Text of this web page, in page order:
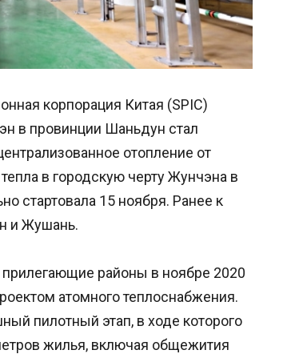
корпорация Китая (SPIC)
в провинции Шаньдун стал
отопление от
в городскую черту Жунчэна в
стартовала 15 ноября. Ранее к
и Жушань.
районы в ноябре 2020
атомного теплоснабжения.
пилотный этап, в ходе которого
жилья, включая общежития